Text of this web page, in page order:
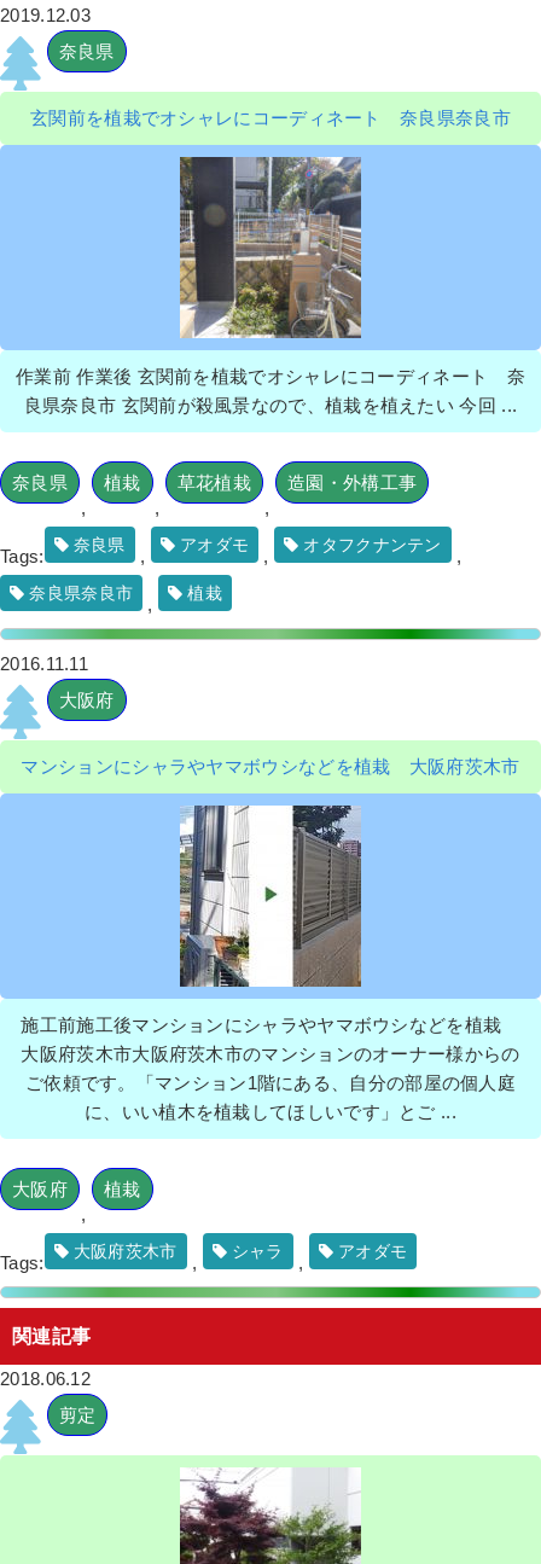
2019.12.03
奈良県
玄関前を植栽でオシャレにコーディネート 奈良県奈良市
作業前 作業後 玄関前を植栽でオシャレにコーディネート 奈
良県奈良市 玄関前が殺風景なので、植栽を植えたい 今回 ...
奈良県
,
植栽
,
草花植栽
,
造園・外構工事
Tags:
奈良県
,
アオダモ
,
オタフクナンテン
,
奈良県奈良市
,
植栽
2016.11.11
大阪府
マンションにシャラやヤマボウシなどを植栽 大阪府茨木市
施工前施工後マンションにシャラやヤマボウシなどを植栽
大阪府茨木市大阪府茨木市のマンションのオーナー様からの
ご依頼です。「マンション1階にある、自分の部屋の個人庭
に、いい植木を植栽してほしいです」とご ...
大阪府
,
植栽
Tags:
大阪府茨木市
,
シャラ
,
アオダモ
関連記事
2018.06.12
剪定